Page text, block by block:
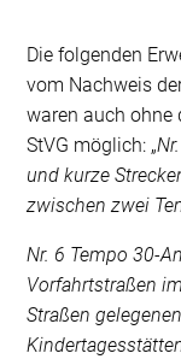
Die folgenden
vom Nachweis
waren auch ohne
StVG möglich: „
und kurze
zwischen zwei
Nr. 6 Tempo 30-
Vorfahrtstraßen
Straßen